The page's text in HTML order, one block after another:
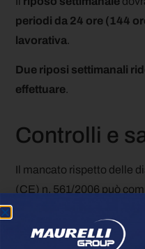
periodi da 24 ore (144
lavorativa.
Due riposi settimanali
effettuare.
Controlli e
Il mancato rispetto delle
(CE) n. 561/2006 può
sanzioni
fermi del veicolo;